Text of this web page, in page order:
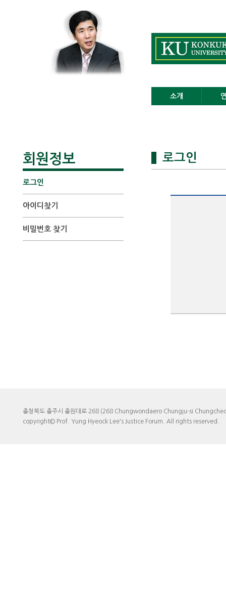
소개
회원정보
로그인
아이디찾기
비밀번호 찾기
로그인
충청북도 충주시 충원대로 268 (268 Chungwondaero Chungju-si
copyright© Prof. Yung Hyeock Lee's Justice Forum. All rights reserved.